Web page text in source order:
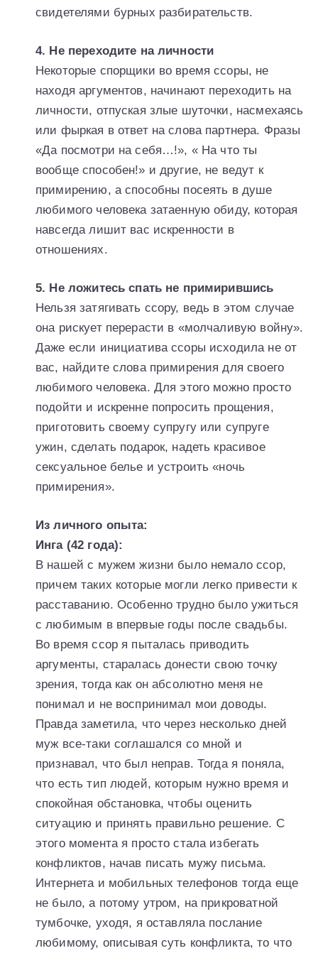
свидетелями бурных разбирательств.
4. Не переходите на личности
Некоторые спорщики во время ссоры, не
находя аргументов, начинают переходить на
личности, отпуская злые шуточки, насмехаясь
или фыркая в ответ на слова партнера. Фразы
«Да посмотри на себя…!», « На что ты
вообще способен!» и другие, не ведут к
примирению, а способны посеять в душе
любимого человека затаенную обиду, которая
навсегда лишит вас искренности в
отношениях.
5. Не ложитесь спать не примирившись
Нельзя затягивать ссору, ведь в этом случае
она рискует перерасти в «молчаливую войну».
Даже если инициатива ссоры исходила не от
вас, найдите слова примирения для своего
любимого человека. Для этого можно просто
подойти и искренне попросить прощения,
приготовить своему супругу или супруге
ужин, сделать подарок, надеть красивое
сексуальное белье и устроить «ночь
примирения».
Из личного опыта:
Инга (42 года):
В нашей с мужем жизни было немало ссор,
причем таких которые могли легко привести к
расставанию. Особенно трудно было ужиться
с любимым в впервые годы после свадьбы.
Во время ссор я пыталась приводить
аргументы, старалась донести свою точку
зрения, тогда как он абсолютно меня не
понимал и не воспринимал мои доводы.
Правда заметила, что через несколько дней
муж все-таки соглашался со мной и
признавал, что был неправ. Тогда я поняла,
что есть тип людей, которым нужно время и
спокойная обстановка, чтобы оценить
ситуацию и принять правильно решение. С
этого момента я просто стала избегать
конфликтов, начав писать мужу письма.
Интернета и мобильных телефонов тогда еще
не было, а потому утром, на прикроватной
тумбочке, уходя, я оставляла послание
любимому, описывая суть конфликта, то что